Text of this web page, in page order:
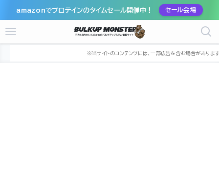
amazonでプロテインのタイムセール開催中！ セール会場
大阪府 堺市 堺市堺区